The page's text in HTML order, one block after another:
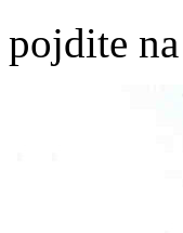
pojdite na